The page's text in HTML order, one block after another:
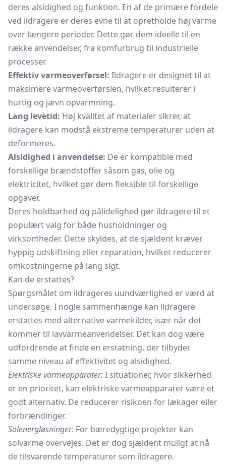
deres alsidighed og funktion. En af de primære fordele
ved ildragere er deres evne til at opretholde høj varme
over længere perioder. Dette gør dem ideelle til en
række anvendelser, fra komfurbrug til industrielle
processer.
Effektiv varmeoverførsel: Ildragere er designet til at
maksimere varmeoverførslen, hvilket resulterer i
hurtig og jævn opvarmning.
Lang levetid: Høj kvalitet af materialer sikrer, at
ildragere kan modstå ekstreme temperaturer uden at
deformeres.
Alsidighed i anvendelse: De er kompatible med
forskellige brændstoffer såsom gas, olie og
elektricitet, hvilket gør dem fleksible til forskellige
opgaver.
Deres holdbarhed og pålidelighed gør ildragere til et
populært valg for både husholdninger og
virksomheder. Dette skyldes, at de sjældent kræver
hyppig udskiftning eller reparation, hvilket reducerer
omkostningerne på lang sigt.
Kan de erstattes?
Spørgsmålet om ildrageres uundværlighed er værd at
undersøge. I nogle sammenhænge kan ildragere
erstattes med alternative varmekilder, især når det
kommer til lavvarmeanvendelser. Det kan dog være
udfordrende at finde en erstatning, der tilbyder
samme niveau af effektivitet og alsidighed.
Elektriske varmeapparater:I situationer, hvor sikkerhed
er en prioritet, kan elektriske varmeapparater være et
godt alternativ. De reducerer risikoen for lækager eller
forbrændinger.
Solenergløsninger: For bæredygtige projekter kan
solvarme overvejes. Det er dog sjældent muligt at nå
de tilsvarende temperaturer som ildragere.